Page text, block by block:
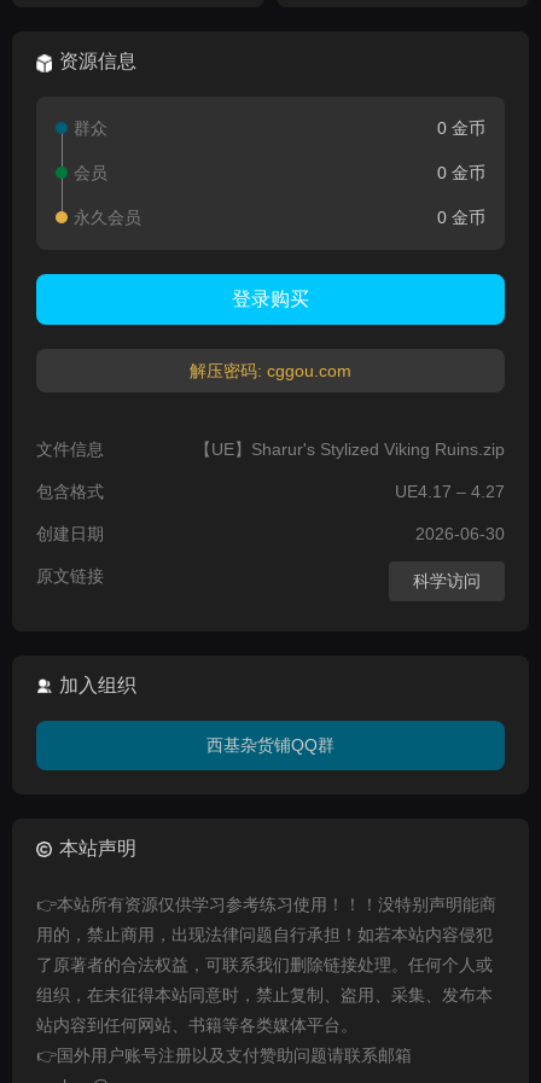
Library )资源信息
群众 0 金币
会员 0 金币
永久会员 0 金币
登录购买
解压密码: cggou.com
文件信息 【UE】Sharur's Stylized Viking Ruins.zip
包含格式 UE4.17 – 4.27
创建日期 2026-06-30
原文链接 科学访问
加入组织
西基杂货铺QQ群
本站声明
👉本站所有资源仅供学习参考练习使用！！！没特别声明能商
用的，禁止商用，出现法律问题自行承担！如若本站内容侵犯
了原著者的合法权益，可联系我们删除链接处理。任何个人或
组织，在未征得本站同意时，禁止复制、盗用、采集、发布本
站内容到任何网站、书籍等各类媒体平台。
👉国外用户账号注册以及支付赞助问题请联系邮箱